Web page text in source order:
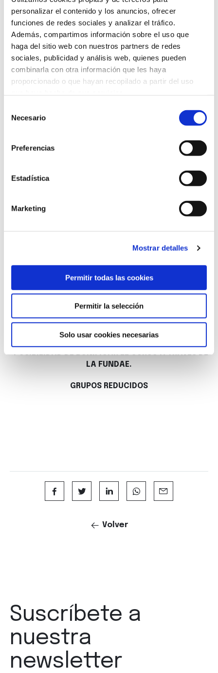
personalizar el contenido y los anuncios, ofrecer
funciones de redes sociales y analizar el tráfico.
Además, compartimos información sobre el uso que
haga del sitio web con nuestros partners de redes
sociales, publicidad y análisis web, quienes pueden
combinarla con otra información que les haya
proporcionado o que hayan recopilado a partir del uso
Necesario
Preferencias
Estadística
Marketing
Mostrar detalles
Permitir todas las cookies
Permitir la selección
Solo usar cookies necesarias
Módulo 5: Monitorización de Resultados
- Análisis de resultados: cuantitativos y cualitativos.
- Herramientas de medición e investigación
(estadísticas nativas y Google Analytics).
OBJETIVOS
Definir y establecer una metodología de trabajo
para cada red social.
dinámicos para redes sociales de forma sencilla
trabajar con herramientas de análisis y gestión
Aprender a diseñar y ejecutar una campaña de
publicidad en Redes Sociales.
*POSIBILIDAD DE BONIFICAR EL CURSO A TRAVÉS DE
LA FUNDAE.
GRUPOS REDUCIDOS
Volver
Suscríbete a
nuestra
newsletter